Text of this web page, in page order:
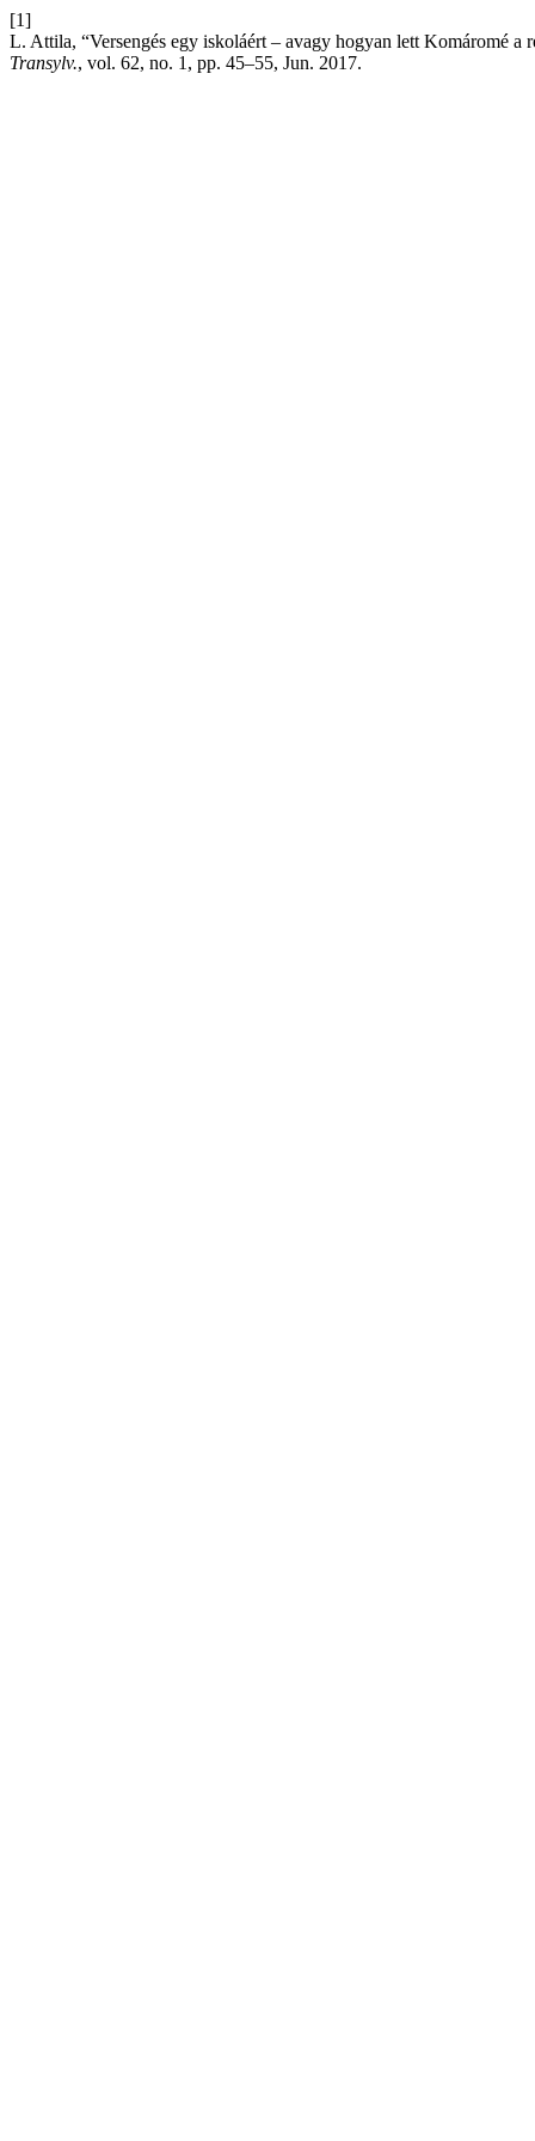
[1]
L. Attila, “Versengés egy iskoláért – avagy hogyan lett Komáromé
Transylv., vol. 62, no. 1, pp. 45–55, Jun. 2017.